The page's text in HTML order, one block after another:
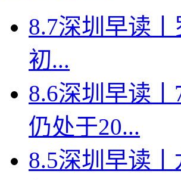
8.7深圳早读
初...
8.6深圳早读
仍处于20...
8.5深圳早读